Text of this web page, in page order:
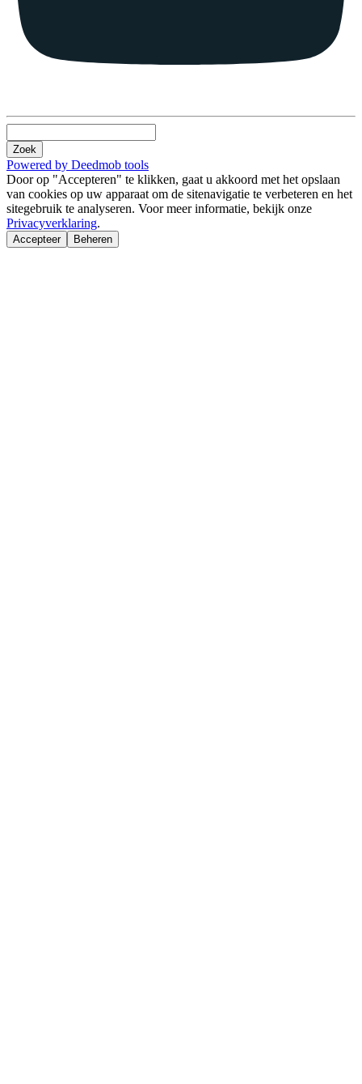
Zoek
Powered by Deedmob tools
Door op "Accepteren" te klikken, gaat u akkoord met het opslaan
van cookies op uw apparaat om de sitenavigatie te verbeteren en het
sitegebruik te analyseren. Voor meer informatie, bekijk onze
Privacyverklaring.
Accepteer Beheren